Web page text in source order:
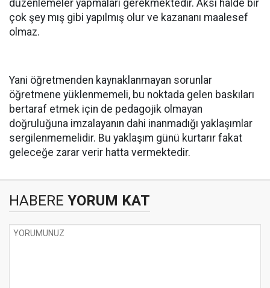
düzenlemeler yapmaları gerekmektedir. Aksi halde bir
çok şey mış gibi yapılmış olur ve kazananı maalesef
olmaz.
Yani öğretmenden kaynaklanmayan sorunlar
öğretmene yüklenmemeli, bu noktada gelen baskıları
bertaraf etmek için de pedagojik olmayan
doğruluğuna imzalayanın dahi inanmadığı yaklaşımlar
sergilenmemelidir. Bu yaklaşım günü kurtarır fakat
geleceğe zarar verir hatta vermektedir.
HABERE YORUM KAT